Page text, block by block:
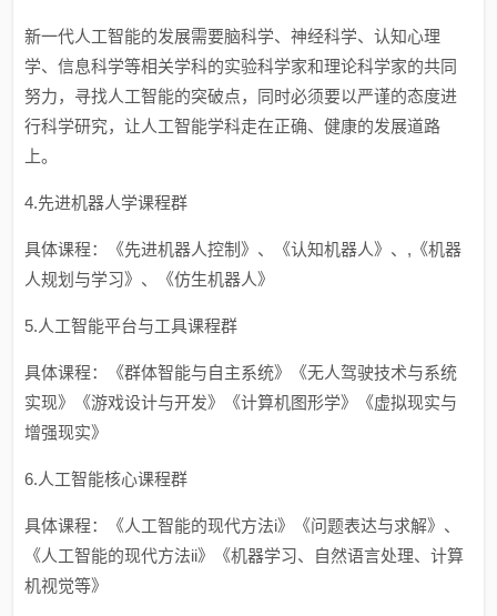
新一代人工智能的发展需要脑科学、神经科学、认知心理
学、信息科学等相关学科的实验科学家和理论科学家的共同
努力，寻找人工智能的突破点，同时必须要以严谨的态度进
行科学研究，让人工智能学科走在正确、健康的发展道路
上。
4.先进机器人学课程群
具体课程：《先进机器人控制》、《认知机器人》、,《机器
人规划与学习》、《仿生机器人》
5.人工智能平台与工具课程群
具体课程：《群体智能与自主系统》《无人驾驶技术与系统
实现》《游戏设计与开发》《计算机图形学》《虚拟现实与
增强现实》
6.人工智能核心课程群
具体课程：《人工智能的现代方法i》《问题表达与求解》、
《人工智能的现代方法ii》《机器学习、自然语言处理、计算
机视觉等》